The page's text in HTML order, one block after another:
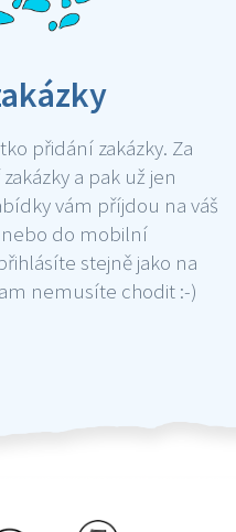
přidání zakázky. Za
a pak už jen
vám příjdou na váš
nebo do mobilní
stejně jako na
nemusíte chodit :-)